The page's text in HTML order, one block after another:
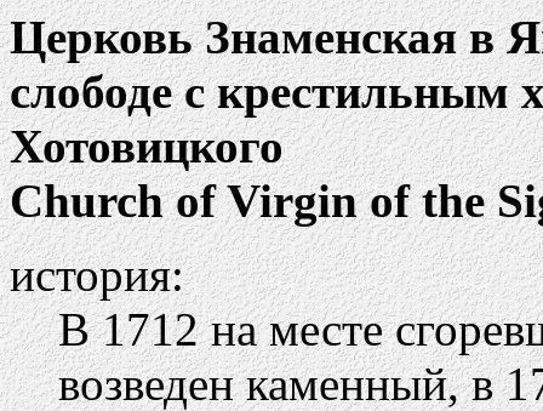
Церковь Знаменская в
слободе с
Хотовицкого
Church of Virgin of the
история:
В 1712 на месте
возведен каменный, в